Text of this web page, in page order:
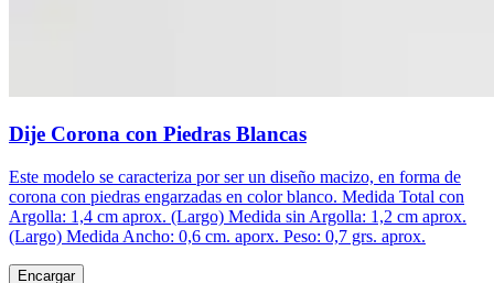
Dije Corona con Piedras Blancas
Este modelo se caracteriza por ser un diseño macizo, en forma de
corona con piedras engarzadas en color blanco. Medida Total con
Argolla: 1,4 cm aprox. (Largo) Medida sin Argolla: 1,2 cm aprox.
(Largo) Medida Ancho: 0,6 cm. aporx. Peso: 0,7 grs. aprox.
Encargar